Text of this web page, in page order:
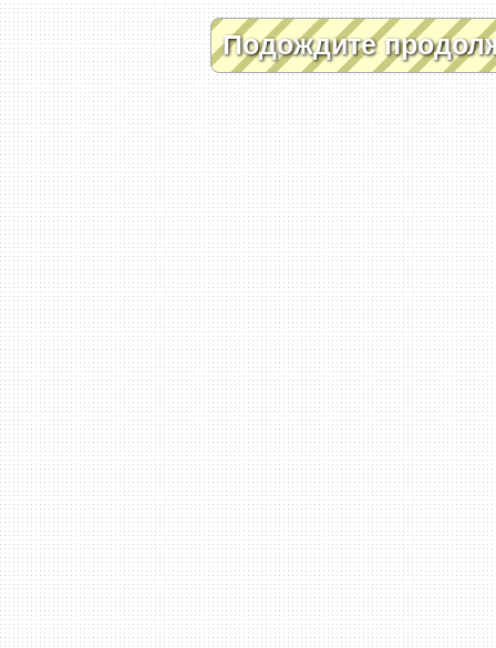
Подождите